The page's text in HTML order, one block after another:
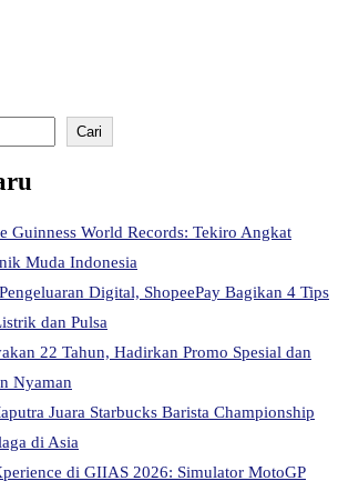
Cari
Guinness World Records: Tekiro Angkat
Muda Indonesia
Digital, ShopeePay Bagikan 4 Tips
dan Pulsa
22 Tahun, Hadirkan Promo Spesial dan
Nyaman
Juara Starbucks Barista Championship
di Asia
di GIIAS 2026: Simulator MotoGP